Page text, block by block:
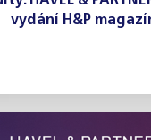
vydání H&P